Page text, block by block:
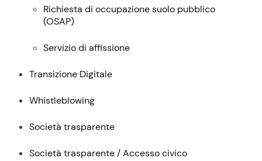
servizi
Richiesta di occupazione suolo pubblico
(OSAP)
Servizio di affissione
Transizione Digitale
Whistleblowing
Società trasparente
Società trasparente / Accesso civico